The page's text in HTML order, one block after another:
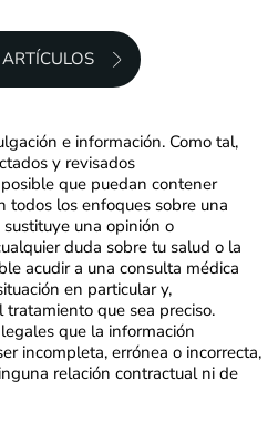
e información. Como tal,
y revisados
que puedan contener
todos los enfoques sobre una
una opinión o
duda sobre tu salud o la
acudir a una consulta médica
en particular y,
que sea preciso.
que la información
incompleta, errónea o incorrecta,
relación contractual ni de